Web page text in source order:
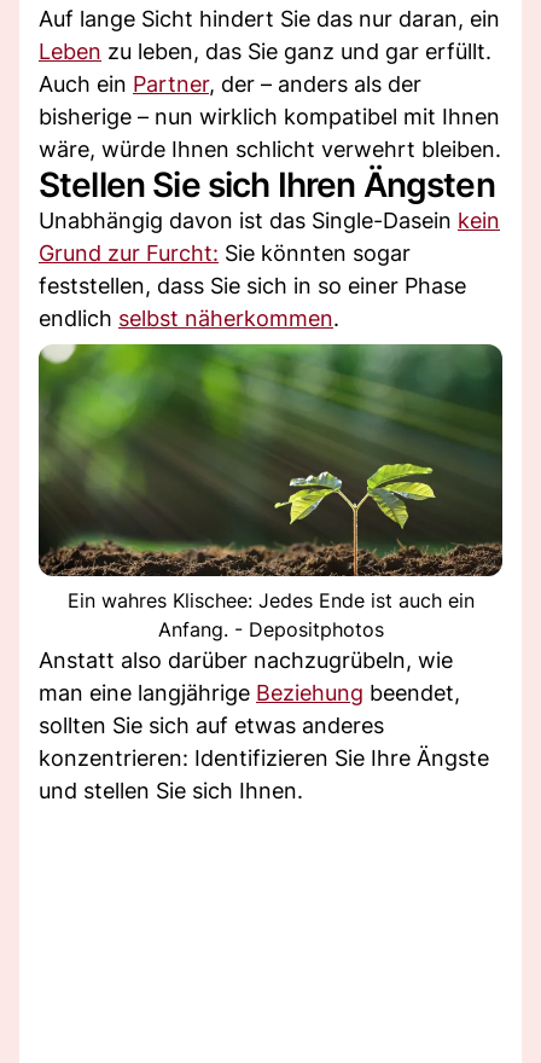
Auf lange Sicht hindert Sie das nur daran, ein
Leben zu leben, das Sie ganz und gar erfüllt.
Auch ein Partner, der – anders als der
bisherige – nun wirklich kompatibel mit Ihnen
wäre, würde Ihnen schlicht verwehrt bleiben.
Stellen Sie sich Ihren Ängsten
Unabhängig davon ist das Single-Dasein kein
Grund zur Furcht: Sie könnten sogar
feststellen, dass Sie sich in so einer Phase
endlich selbst näherkommen.
Ein wahres Klischee: Jedes Ende ist auch ein
Anfang. - Depositphotos
Anstatt also darüber nachzugrübeln, wie
man eine langjährige Beziehung beendet,
sollten Sie sich auf etwas anderes
konzentrieren: Identifizieren Sie Ihre Ängste
und stellen Sie sich Ihnen.